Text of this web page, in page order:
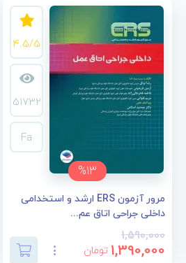
%13
4.5/5
51732
Fa
مرور آزمون ERS ارشد و استخدامی
داخلی جراحی اتاق عم...
1,590,000
1,390,000 تومان